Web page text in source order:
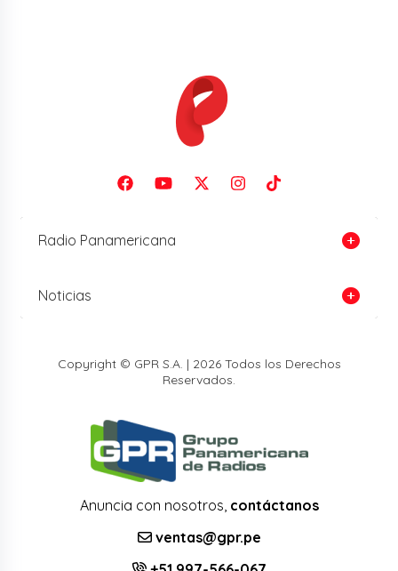
Radio Panamericana
Noticias
Copyright © GPR S.A. | 2026 Todos los Derechos
Reservados.
Anuncia con nosotros, contáctanos
ventas@gpr.pe